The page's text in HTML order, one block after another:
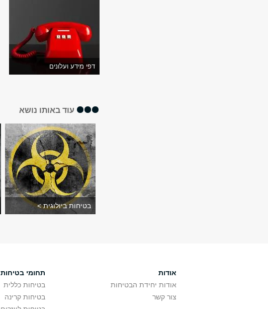
דפי מידע ועלונים
עוד באותו נושא
בטיחות ביולוגית >
אודות
אודות יחידת הבטיחות
צור קשר
תחומי בטיחות
בטיחות כללית
בטיחות קרינה